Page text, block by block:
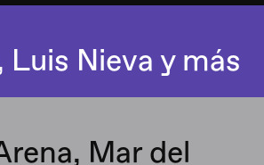
Luis Nieva y más
Mar del